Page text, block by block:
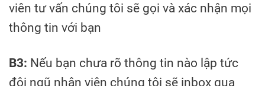
viên tư vấn chúng tôi sẽ gọi và xác nhận mọi
thông tin với bạn
B3: Nếu bạn chưa rõ thông tin nào lập tức
đội ngũ nhân viên chúng tôi sẽ inbox qua